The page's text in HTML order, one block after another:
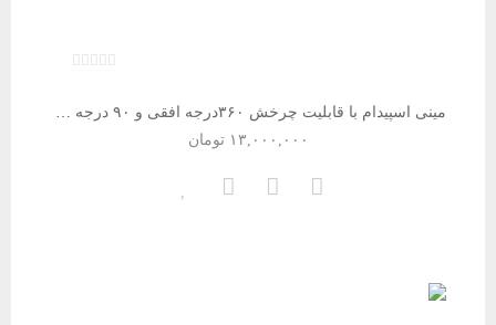
مینی اسپیدام با قابلیت چرخش ۳۶۰درجه افقی و ۹۰ درجه عمودی
تومان۱۳,۰۰۰,۰۰۰